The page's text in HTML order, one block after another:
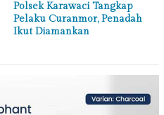
Polsek Karawaci Tangkap
Pelaku Curanmor, Penadah
Ikut Diamankan